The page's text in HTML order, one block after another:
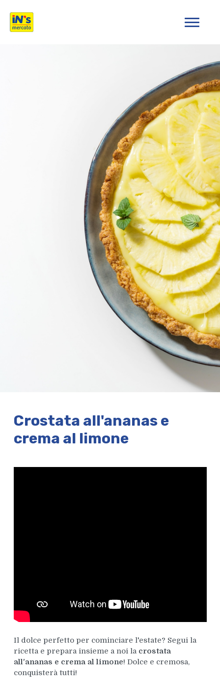
iN's Mercato
Crostata all'ananas e
crema al limone
Il dolce perfetto per cominciare l'estate? Segui la
ricetta e prepara insieme a noi la crostata
all'ananas e crema al limone! Dolce e cremosa,
conquisterà tutti!